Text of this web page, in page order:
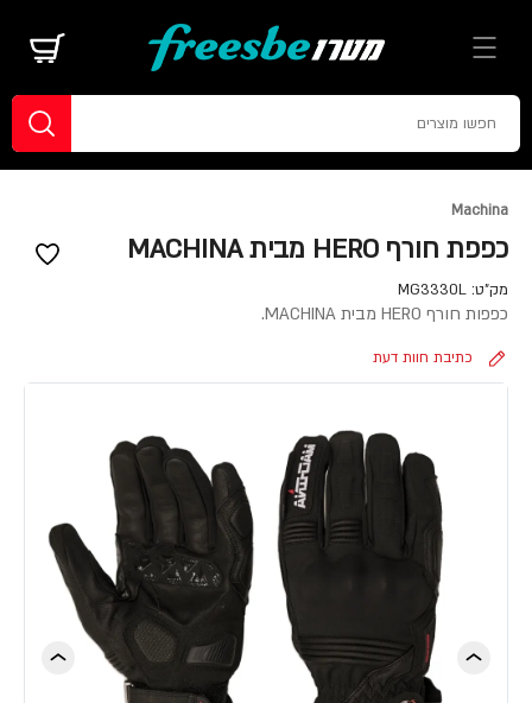
Machina
כפפת חורף HERO מבית MACHINA
מק"ט: MG3330L
כפפות חורף HERO מבית MACHINA.
כתיבת חוות דעת